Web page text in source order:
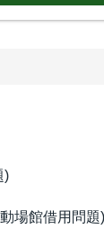
)
場館借用問題)